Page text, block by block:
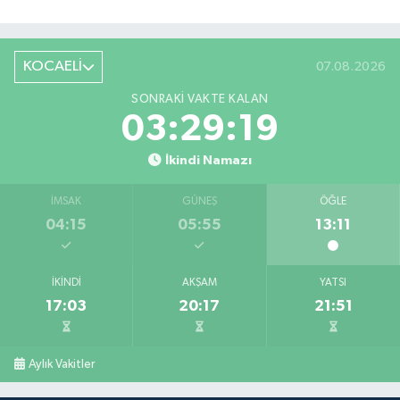
KOCAELİ 07.08.2026
SONRAKI VAKTE KALAN
03:29:18
İkindi Namazı
İMSAK
04:15
GÜNEŞ
05:55
ÖĞLE
13:11
İKINDI
17:03
AKŞAM
20:17
YATSI
21:51
Aylık Vakitler